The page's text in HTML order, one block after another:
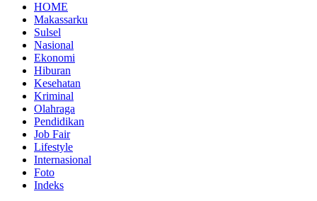
HOME
Makassarku
Sulsel
Nasional
Ekonomi
Hiburan
Kesehatan
Kriminal
Olahraga
Pendidikan
Job Fair
Lifestyle
Internasional
Foto
Indeks